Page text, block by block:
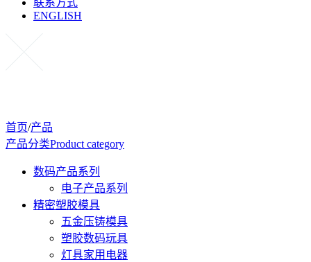
联系方式
ENGLISH
首页/产品
产品分类Product category
数码产品系列
电子产品系列
精密塑胶模具
五金压铸模具
塑胶数码玩具
灯具家用电器